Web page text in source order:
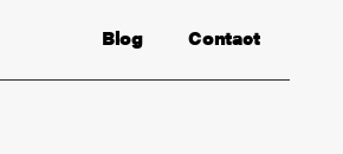
Contact
Blog